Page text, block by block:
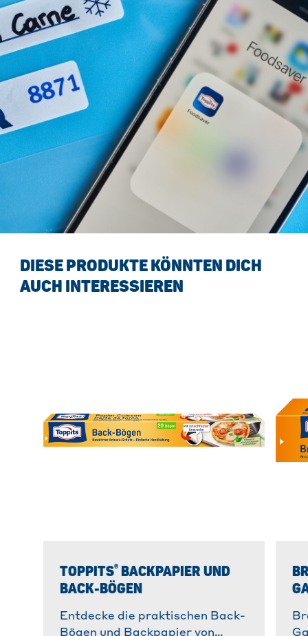
DIESE PRODUKTE KÖNNTEN DICH
AUCH INTERESSIEREN
TOPPITS®BACKPAPIER UND
BACK-BÖGEN
Entdecke die praktischen Back-
Bögen und Backpapier von